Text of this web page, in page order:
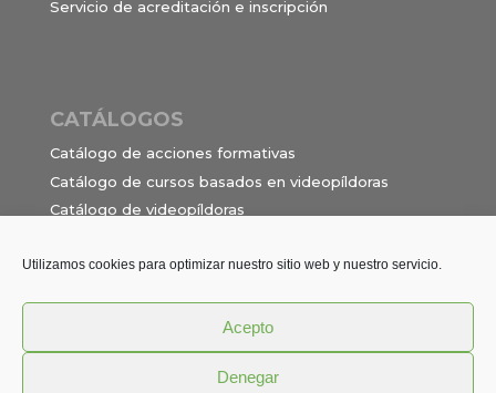
Utilizamos cookies para optimizar nuestro sitio web y nuestro servicio.
Acepto
Denegar
Servicio de acreditación e inscripción
CATÁLOGOS
Catálogo de acciones formativas
Catálogo de cursos basados en videopíldoras
Catálogo de videopíldoras
formación en alternancia
Política de privacidad
Términos y Condiciones
Aviso Legal
Cookies